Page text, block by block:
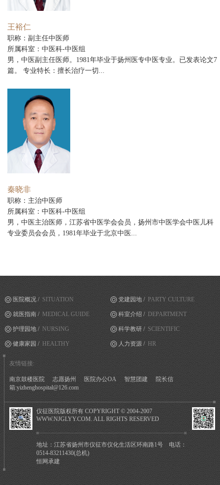
王裕仁
职称：副主任中医师
所属科室：中医科-中医组
男，中医副主任医师。1981年毕业于扬州医专中医专业。已发表论文7
篇。 专业特长：擅长治疗一切...
秦晓非
职称：主治中医师
所属科室：中医科-中医组
男，中医主治医师，江苏省中医学会会员，扬州市中医学会中医儿科
专业委员会会员，1981年毕业于北京中医...
医院概况 / SITUATION 党建园地 /PARTY CULTURE
就医指南 / MEDICAL GUIDE 科室介绍 /DEPARTMENT
护理园地 / NURSING 科学教研 / SCIENTIFIC
健康家园 / HEALTHY 人力资源 / HR
友情链接:
南京鼓楼医院 志愿扬州 医院办公OA 智慧团建
院长信
箱:yizhenghospital@126.com
仪征医院版权所有 COPYRIGHT © 2004-2007
WWW.NJGLYY.COM. ALL RIGHTS RESERVED
地址：江苏省扬州市仪征市仪化生活区环南路1号 电话：
0514-83211430(总机)
恒网承建